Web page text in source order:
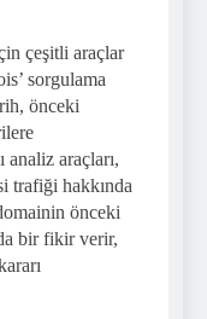
çeşitli araçlar
sorgulama
önceki
analiz araçları,
trafiği hakkında
önceki
bir fikir verir,